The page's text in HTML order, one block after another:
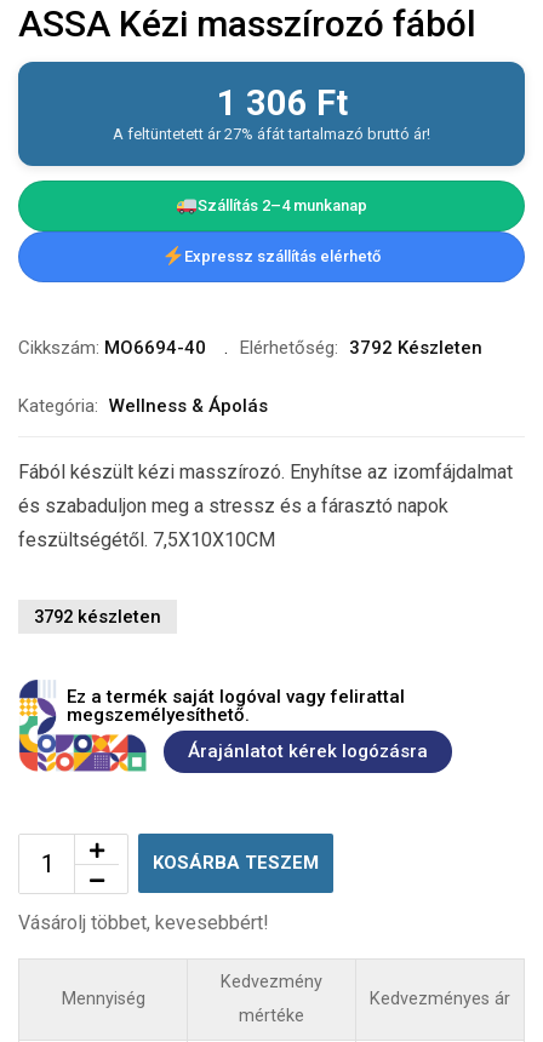
ASSA Kézi masszírozó fából
1 306 Ft
A feltüntetett ár 27% áfát tartalmazó bruttó ár!
Szállítás 2–4 munkanap
Expressz szállítás elérhető
Cikkszám: MO6694-40 Elérhetőség: 3792 Készleten
Kategória: Wellness & Ápolás
Fából készült kézi masszírozó. Enyhítse az izomfájdalmat
és szabaduljon meg a stressz és a fárasztó napok
feszültségétől. 7,5X10X10CM
3792 készleten
Ez a termék saját logóval vagy felirattal
megszemélyesíthető.
Árajánlatot kérek logózásra
KOSÁRBA TESZEM
Vásárolj többet, kevesebbért!
Mennyiség
Kedvezmény
mértéke
Kedvezményes ár